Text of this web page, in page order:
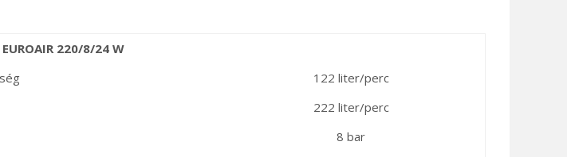
220/8/24 W
122 liter/perc
222 liter/perc
8 bar